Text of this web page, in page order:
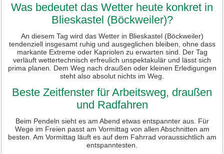
Was bedeutet das Wetter heute konkret in
Blieskastel (Böckweiler)?
An diesem Tag wird das Wetter in Blieskastel (Böckweiler)
tendenziell insgesamt ruhig und ausgeglichen bleiben, ohne dass
markante Extreme oder Kapriolen zu erwarten sind. Der Tag
verläuft wettertechnisch erfreulich unspektakulär und lässt sich
prima planen. Dem Weg nach draußen oder kleinen Erledigungen
steht also absolut nichts im Weg.
Beste Zeitfenster für Arbeitsweg, draußen
und Radfahren
Beim Pendeln sieht es am Abend etwas entspannter aus. Für
Wege im Freien passt am Vormittag von allen Abschnitten am
besten. Am Vormittag läuft es auf dem Fahrrad voraussichtlich am
entspanntesten.